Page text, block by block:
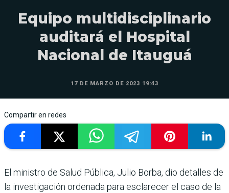
Equipo multidisciplinario
auditará el Hospital
Nacional de Itauguá
17 DE MARZO DE 2023 19:43
Compartir en redes
El ministro de Salud Pública, Julio Borba, dio detalles de
la investigación ordenada para esclarecer el caso de la